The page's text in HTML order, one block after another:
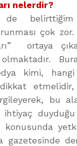
nelerdir?
belirttiğim
çok
ortaya
kimi, hangi
dikkat
bu
duyduğu
konusunda
gazetesinde